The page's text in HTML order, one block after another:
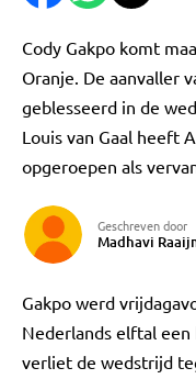
Cody Gakpo komt
Oranje. De aanvaller
geblesseerd in de
Louis van Gaal heeft
opgeroepen als
Geschreven door
Madhavi
Gakpo werd
Nederlands elftal
verliet de wedstrijd